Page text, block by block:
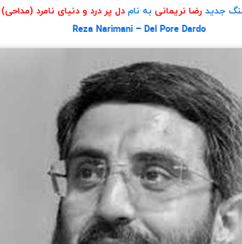
جدیدرضا نریمانیبه نام دل پر درد و دنیای نامرد (مداحی)
Reza Narimani – Del Pore Dardo